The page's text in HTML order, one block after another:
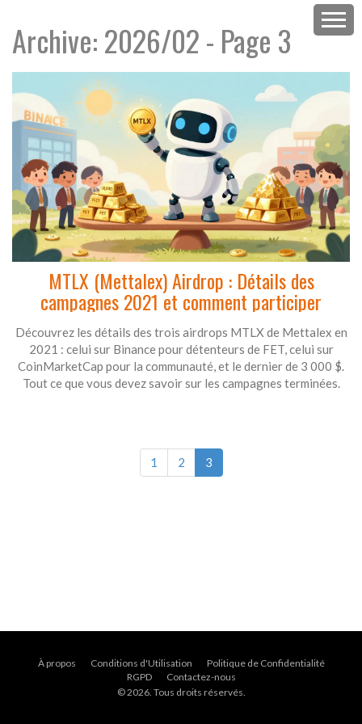
Archive: 2026/02 - Page 3
MTLX (Mettalex) Airdrop : Détails des
campagnes 2021 et comment participer
Découvrez les détails des trois airdrops MTLX de Mettalex en
2021 : celui sur Binance pour détenteurs de FET, celui sur
CoinMarketCap pour la communauté, et le dernier de 3 000 $.
Tout ce que vous devez savoir sur les campagnes terminées.
1 2 3
À propos Conditions d'Utilisation
Politique de Confidentialité
RGPD
Contactez-nous
© 2026. Tous droits réservés.